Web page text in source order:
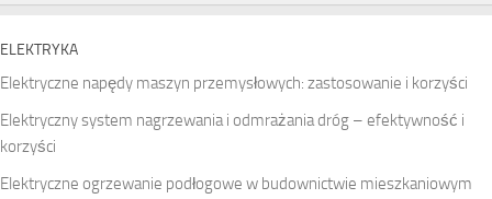
ELEKTRYKA
Elektryczne napędy maszyn przemysłowych: zastosowanie i korzyści
Elektryczny system nagrzewania i odmrażania dróg – efektywność i
korzyści
Elektryczne ogrzewanie podłogowe w budownictwie mieszkaniowym